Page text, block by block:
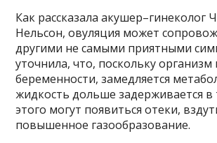
Как рассказала
Нельсон, овуляция может
другими не самыми приятными
уточнила, что, поскольку организм
беременности, замедляется
жидкость дольше задерживается в
этого могут появиться отеки,
повышенное газообразование.